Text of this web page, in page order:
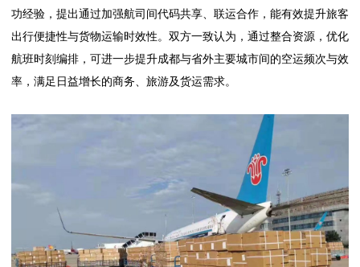
功经验，提出通过加强航司间代码共享、联运合作，能有效提升旅客
出行便捷性与货物运输时效性。双方一致认为，通过整合资源，优化
航班时刻编排，可进一步提升成都与省外主要城市间的空运频次与效
率，满足日益增长的商务、旅游及货运需求。